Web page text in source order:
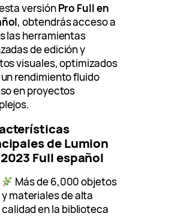
versiónPro Full en
, obtendrás acceso a
las herramientas
de edición y
visuales, optimizados
rendimiento fluido
en proyectos
de Lumion
Full español
Más de 6,000 objetos
y materiales de alta
calidad en la biblioteca